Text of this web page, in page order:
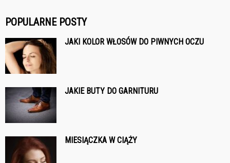
POPULARNE POSTY
JAKI KOLOR WŁOSÓW DO PIWNYCH OCZU
JAKIE BUTY DO GARNITURU
MIESIĄCZKA W CIĄŻY